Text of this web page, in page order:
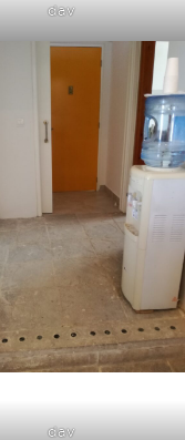
dav
dav